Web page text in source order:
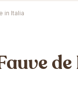
in Italia